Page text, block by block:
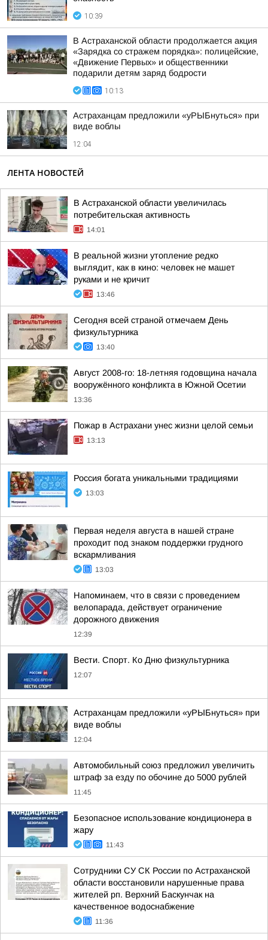
10:39
В Астраханской области продолжается акция
«Зарядка со стражем порядка»: полицейские,
«Движение Первых» и общественники
подарили детям заряд бодрости
10:13
Астраханцам предложили «уРЫБнуться» при
виде воблы
12:04
ЛЕНТА НОВОСТЕЙ
В Астраханской области увеличилась
потребительская активность
14:01
В реальной жизни утопление редко
выглядит, как в кино: человек не машет
руками и не кричит
13:46
Сегодня всей страной отмечаем День
физкультурника
13:40
Август 2008-го: 18-летняя годовщина начала
вооружённого конфликта в Южной Осетии
13:36
Пожар в Астрахани унес жизни целой семьи
13:13
Россия богата уникальными традициями
13:03
Первая неделя августа в нашей стране
проходит под знаком поддержки грудного
вскармливания
13:03
Напоминаем, что в связи с проведением
велопарада, действует ограничение
дорожного движения
12:39
Вести. Спорт. Ко Дню физкультурника
12:07
Астраханцам предложили «уРЫБнуться» при
виде воблы
12:04
Автомобильный союз предложил увеличить
штраф за езду по обочине до 5000 рублей
11:45
Безопасное использование кондиционера в
жару
11:43
Сотрудники СУ СК России по Астраханской
области восстановили нарушенные права
жителей рп. Верхний Баскунчак на
качественное водоснабжение
11:36